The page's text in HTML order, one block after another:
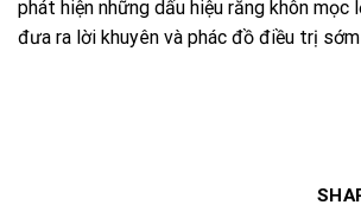
phát hiện những dấu hiệu răng khôn mọc
đưa ra lời khuyên và phác đồ điều trị